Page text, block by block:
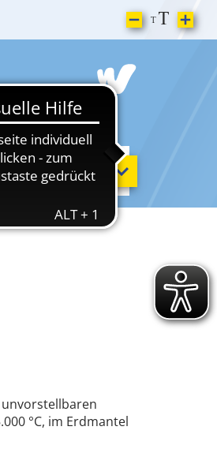
°C, im Erdmantel